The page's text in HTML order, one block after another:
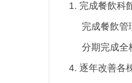
1. 完成餐飲科
完成餐飲管
分期完成全
4. 逐年改善各